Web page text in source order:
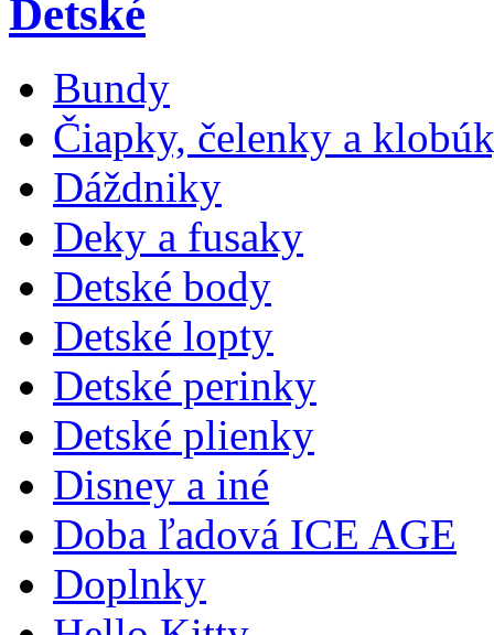
Detské
Bundy
Čiapky, čelenky a
Dáždniky
Deky a fusaky
Detské body
Detské lopty
Detské perinky
Detské plienky
Disney a iné
Doba ľadová ICE AGE
Doplnky